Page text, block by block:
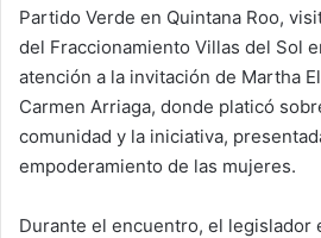
Partido Verde en Quintana Roo,
del Fraccionamiento Villas del Sol
atención a la invitación de Martha
Carmen Arriaga, donde platicó
comunidad y la iniciativa,
empoderamiento de las mujeres.
Durante el encuentro, el legislador